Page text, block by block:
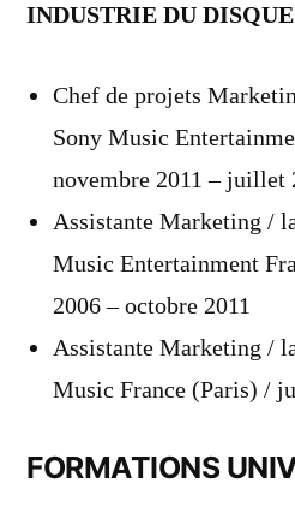
INDUSTRIE DU DISQUE
Chef de projets
Sony Music
novembre 2011 – juillet
Assistante Marketing /
Music Entertainment
2006 – octobre 2011
Assistante Marketing /
Music France (Paris) /
FORMATIONS